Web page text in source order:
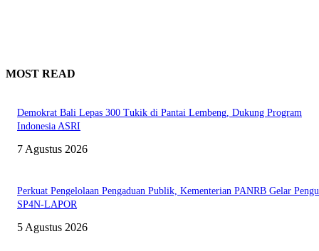
MOST READ
Demokrat Bali Lepas 300 Tukik di Pantai Lembeng, Dukung Program
Indonesia ASRI
7 Agustus 2026
Perkuat Pengelolaan Pengaduan Publik, Kementerian PANRB Gelar
SP4N-LAPOR
5 Agustus 2026